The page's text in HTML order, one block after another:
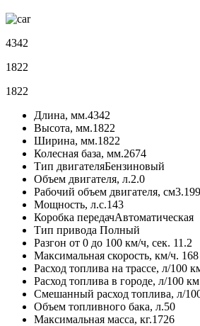
4342
1822
1822
Длина, мм.4342
Высота, мм.1822
Ширина, мм.1822
Колесная база, мм.2674
Тип двигателяБензиновый
Объем двигателя, л.2.0
Рабочий объем двигателя, см3.
Мощность, л.с.143
Коробка передачАвтоматическая
Тип привода Полный
Разгон от 0 до 100 км/ч, сек. 11.2
Максимальная скорость, км/ч. 168
Расход топлива на трассе, л/100
Расход топлива в городе, л/100
Смешанный расход топлива, л/
Объем топливного бака, л.50
Максимальная масса, кг.1726